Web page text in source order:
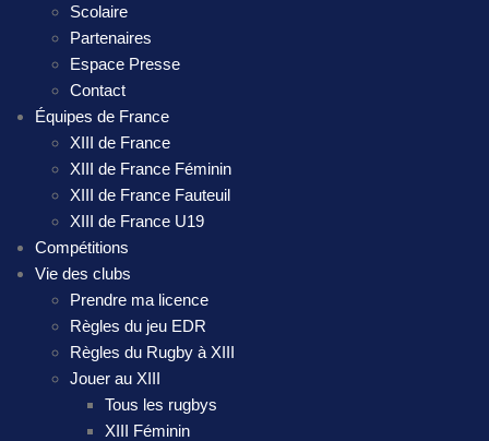
Scolaire
Partenaires
Espace Presse
Contact
Équipes de France
XIII de France
XIII de France Féminin
XIII de France Fauteuil
XIII de France U19
Compétitions
Vie des clubs
Prendre ma licence
Règles du jeu EDR
Règles du Rugby à XIII
Jouer au XIII
Tous les rugbys
XIII Féminin